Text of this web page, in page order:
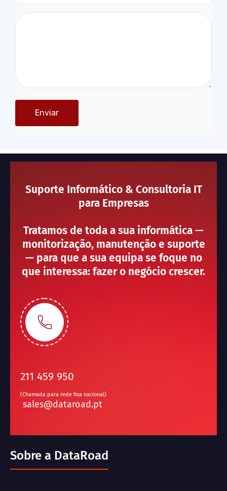
Suporte Informático & Consultoria IT
para Empresas
Tratamos de toda a sua informática —
monitorização, manutenção e suporte
— para que a sua equipa se foque no
que interessa: fazer o negócio crescer.
211 459 950
(Chamada para rede fixa nacional)
sales@dataroad.pt
Sobre a DataRoad